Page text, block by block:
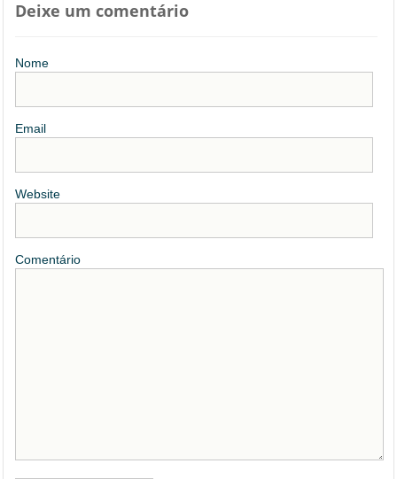
Deixe um comentário
Nome
Email
Website
Comentário